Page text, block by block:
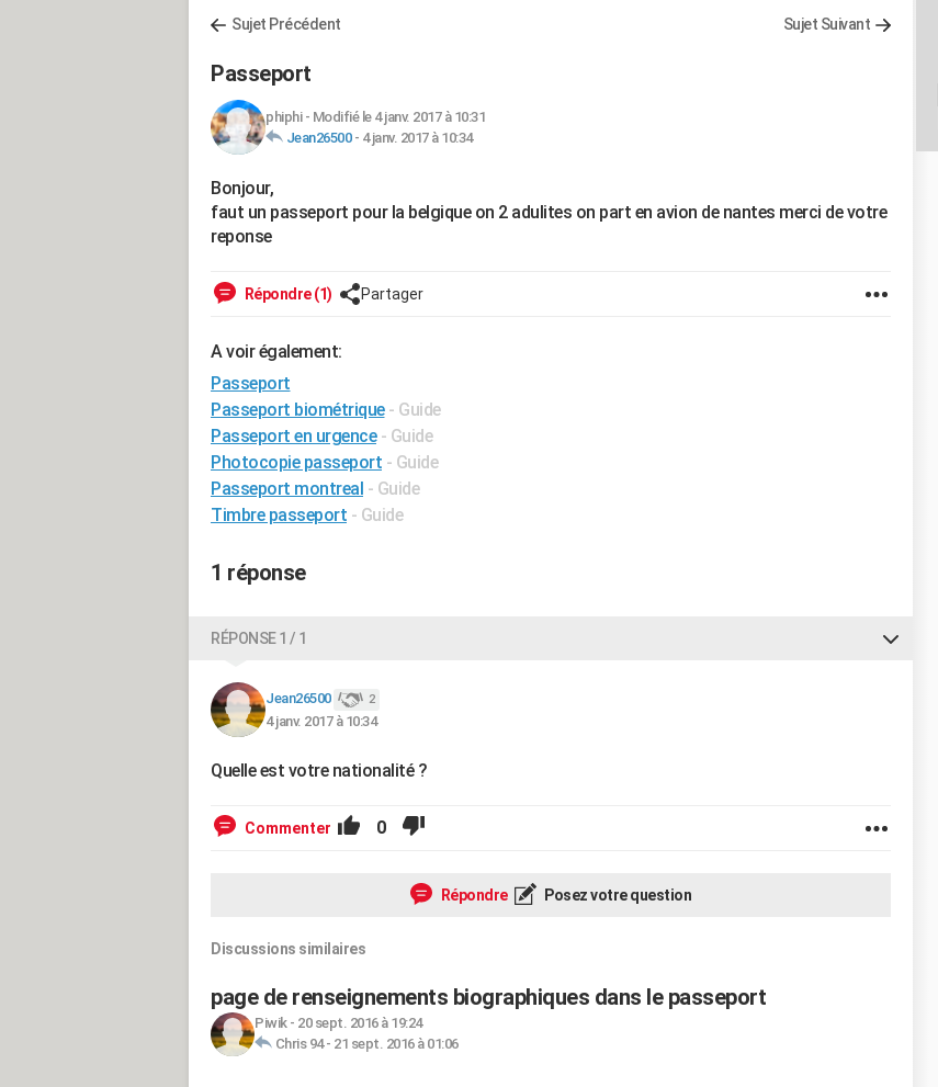
Sujet Précédent Sujet Suivant
Passeport
phiphi- Modifié le 4 janv. 2017 à 10:31
Jean26500- 4 janv. 2017 à 10:34
Bonjour,
faut un passeport pour la belgique on 2 adulites on part en avion de nantes merci de votre
reponse
Répondre (1) Partager
A voir également:
Passeport
Passeport biométrique - Guide
Passeport en urgence - Guide
Photocopie passeport - Guide
Passeport montreal - Guide
Timbre passeport - Guide
1 réponse
RÉPONSE 1 / 1
Jean26500 2
4 janv. 2017 à 10:34
Quelle est votre nationalité ?
Commenter 0
Répondre Posez votre question
Discussions similaires
page de renseignements biographiques dans le passeport
Piwik- 20 sept. 2016 à 19:24
Chris 94- 21 sept. 2016 à 01:06